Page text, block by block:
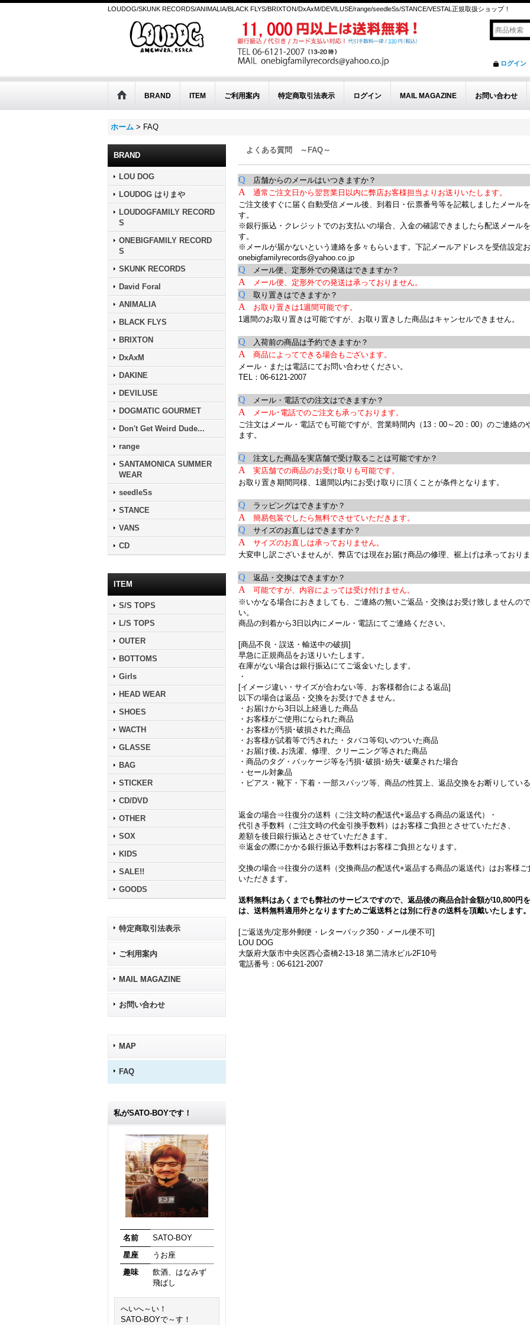
LOUDOG/SKUNK RECORDS/ANIMALIA/BLACK FLYS/BRIXTON/DxAxM/DEVILUSE/range/seedleSs/STANCE/VESTAL正規取扱ショップ！
ログイン
BRAND ITEM ご利用案内 特定商取引法表示 ログイン MAIL MAGAZINE お問い合わせ
ホーム > FAQ
BRAND
LOU DOG
LOUDOG はりまや
LOUDOGFAMILY RECORD
S
ONEBIGFAMILY RECORD
S
SKUNK RECORDS
David Foral
ANIMALIA
BLACK FLYS
BRIXTON
DxAxM
DAKINE
DEVILUSE
DOGMATIC GOURMET
Don't Get Weird Dude...
range
SANTAMONICA SUMMER
WEAR
seedleSs
STANCE
VANS
CD
ITEM
S/S TOPS
L/S TOPS
OUTER
BOTTOMS
Girls
HEAD WEAR
SHOES
WACTH
GLASSE
BAG
STICKER
CD/DVD
OTHER
SOX
KIDS
SALE!!
GOODS
特定商取引法表示
ご利用案内
MAIL MAGAZINE
お問い合わせ
MAP
FAQ
私がSATO-BOYです！
名前
SATO-BOY
星座
うお座
趣味
飲酒、はなみず
飛ばし
へいへ～い！
SATO-BOYで～す！
よくある質問 ～FAQ～
Q 店舗からのメールはいつきますか？
A
通常ご注文日から翌営業日以内に弊店お客様担当よりお送りいたします。
ご注文後すぐに届く自動受信メール後、到着日・伝票番号等を記載しましたメール
す。
※銀行振込・クレジットでのお支払いの場合、入金の確認できましたら配送メール
す。
※メールが届かないという連絡を多々もらいます。下記メールアドレスを受信設定お
onebigfamilyrecords@yahoo.co.jp
Q メール便、定形外での発送はできますか？
A メール便、定形外での発送は承っておりません。
Q 取り置きはできますか？
A
お取り置きは1週間可能です。
1週間のお取り置きは可能ですが、お取り置きした商品はキャンセルできません。
Q 入荷前の商品は予約できますか？
A
商品によってできる場合もございます。
メール・または電話にてお問い合わせください。
TEL：06-6121-2007
Q メール・電話での注文はできますか？
A
メール･電話でのご注文も承っております。
ご注文はメール・電話でも可能ですが、営業時間内（13：00～20：00）のご連絡の
ます。
Q 注文した商品を実店舗で受け取ることは可能ですか？
A
実店舗での商品のお受け取りも可能です。
お取り置き期間同様、1週間以内にお受け取りに頂くことが条件となります。
Q ラッピングはできますか？
A 簡易包装でしたら無料でさせていただきます。
Q サイズのお直しはできますか？
A
サイズのお直しは承っておりません。
大変申し訳ございませんが、弊店では現在お届け商品の修理、裾上げは承っておりま
Q 返品・交換はできますか？
A
可能ですが、内容によっては受け付けません。
※いかなる場合におきましても、ご連絡の無いご返品・交換はお受け致しませんの
い。
商品の到着から3日以内にメール・電話にてご連絡ください。
[商品不良・誤送・輸送中の破損]
早急に正規商品をお送りいたします。
在庫がない場合は銀行振込にてご返金いたします。
・
[イメージ違い・サイズが合わない等、お客様都合による返品]
以下の場合は返品・交換をお受けできません。
・お届けから3日以上経過した商品
・お客様がご使用になられた商品
・お客様が汚損･破損された商品
・お客様が試着等で汚された・タバコ等匂いのついた商品
・お届け後､お洗濯、修理、クリーニング等された商品
・商品のタグ・パッケージ等を汚損･破損･紛失･破棄された場合
・セール対象品
・ピアス・靴下・下着・一部スパッツ等、商品の性質上、返品交換をお断りしてい
返金の場合⇒往復分の送料（ご注文時の配送代+返品する商品の返送代）・
代引き手数料（ご注文時の代金引換手数料）はお客様ご負担とさせていただき、
差額を後日銀行振込とさせていただきます。
※返金の際にかかる銀行振込手数料はお客様ご負担となります。
交換の場合⇒往復分の送料（交換商品の配送代+返品する商品の返送代）はお客様ご
いただきます。
送料無料はあくまでも弊社のサービスですので、返品後の商品合計金額が10,800円
は、送料無料適用外となりますためご返送料とは別に行きの送料を頂戴いたします。
[ご返送先/定形外郵便・レターパック350・メール便不可]
LOU DOG
大阪府大阪市中央区西心斎橋2-13-18 第二清水ビル2F10号
電話番号：06-6121-2007